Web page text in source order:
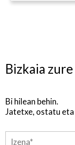
Bizkaia
Bi hilean behin.
Jatetxe, ostatu eta